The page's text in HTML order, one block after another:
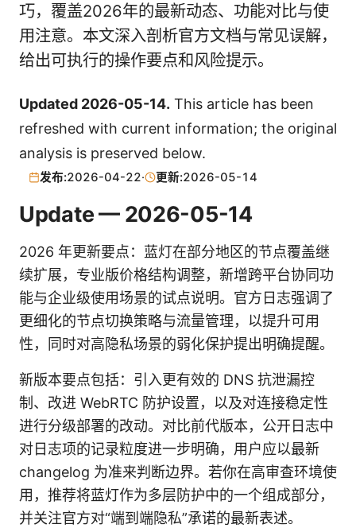
巧，覆盖2026年的最新动态、功能对比与使
用注意。本文深入剖析官方文档与常见误解，
给出可执行的操作要点和风险提示。
Updated 2026-05-14. This article has been
refreshed with current information; the original
analysis is preserved below.
发布:2026-04-22· 更新:2026-05-14
Update — 2026-05-14
2026 年更新要点：蓝灯在部分地区的节点覆盖继
续扩展，专业版价格结构调整，新增跨平台协同功
能与企业级使用场景的试点说明。官方日志强调了
更细化的节点切换策略与流量管理，以提升可用
性，同时对高隐私场景的弱化保护提出明确提醒。
新版本要点包括：引入更有效的 DNS 抗泄漏控
制、改进 WebRTC 防护设置，以及对连接稳定性
进行分级部署的改动。对比前代版本，公开日志中
对日志项的记录粒度进一步明确，用户应以最新
changelog 为准来判断边界。若你在高审查环境使
用，推荐将蓝灯作为多层防护中的一个组成部分，
并关注官方对“端到端隐私”承诺的最新表述。